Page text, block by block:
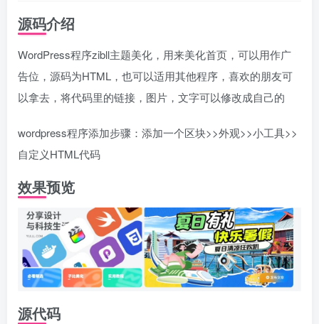
源码介绍
WordPress程序zibll主题美化，用来美化首页，可以用作广
告位，源码为HTML，也可以适用其他程序，喜欢的朋友可
以拿去，将代码里的链接，图片，文字可以修改成自己的
wordpress程序添加步骤：添加一个区块>>外观>>小工具>>
自定义HTML代码
效果预览
源代码